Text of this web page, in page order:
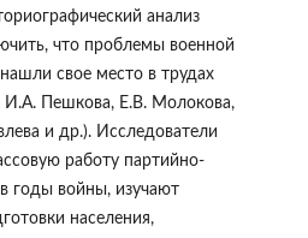
анализ
что проблемы военной
свое место в трудах
И.А. Пешкова, Е.В. Молокова,
и др.). Исследователи
работу партийно-
годы войны, изучают
населения,